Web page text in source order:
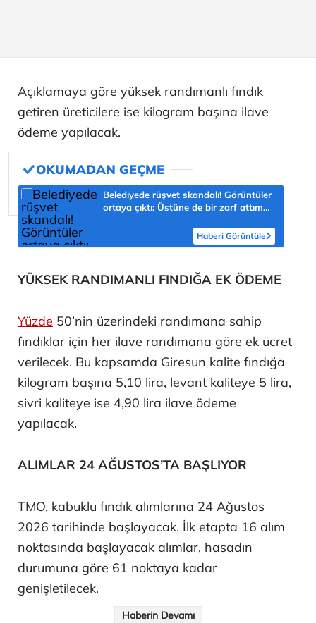
Açıklamaya göre yüksek randımanlı fındık
getiren üreticilere ise kilogram başına ilave
ödeme yapılacak.
Belediyede rüşvet skandalı! Görüntüler
ortaya çıktı: Üstüne de bir zarf attım
Haberi Görüntüle
YÜKSEK RANDIMANLI FINDIĞA EK ÖDEME
Yüzde 50’nin üzerindeki randımana sahip
fındıklar için her ilave randımana göre ek ücret
verilecek. Bu kapsamda Giresun kalite fındığa
kilogram başına 5,10 lira, levant kaliteye 5 lira,
sivri kaliteye ise 4,90 lira ilave ödeme
yapılacak.
ALIMLAR 24 AĞUSTOS’TA BAŞLIYOR
TMO, kabuklu fındık alımlarına 24 Ağustos
2026 tarihinde başlayacak. İlk etapta 16 alım
noktasında başlayacak alımlar, hasadın
durumuna göre 61 noktaya kadar
genişletilecek.
Haberin Devamı